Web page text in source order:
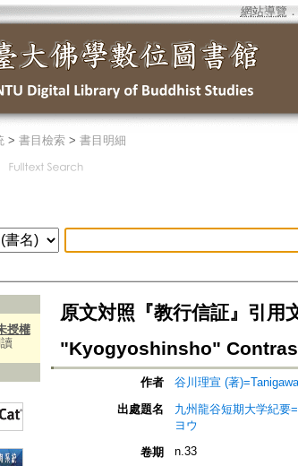
網站導覽 ．
> 書目檢索> 書目明細
授權
原文対照『教行信証』引
"Kyogyoshinsho"
作者
谷川理宣 (著
出處題名
九州龍谷短期大学紀要
ヨウ
卷期
n.33